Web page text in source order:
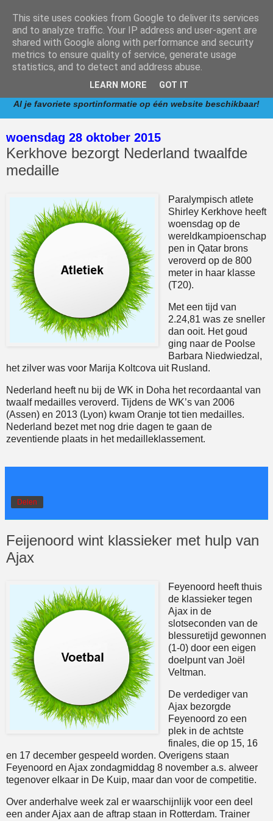
www.competitie.nlis een informatieve website met
sporten in Nederland.
Al je favoriete sportinformatie op één website beschikbaar!
woensdag 28 oktober 2015
Kerkhove bezorgt Nederland twaalfde
medaille
Paralympisch atlete
Shirley Kerkhove heeft
woensdag op de
wereldkampioenschap
pen in Qatar brons
veroverd op de 800
meter in haar klasse
(T20).
Met een tijd van
2.24,81 was ze sneller
dan ooit. Het goud
ging naar de Poolse
Barbara Niedwiedzal,
het zilver was voor Marija Koltcova uit Rusland.
Nederland heeft nu bij de WK in Doha het recordaantal van
twaalf medailles veroverd. Tijdens de WK’s van 2006
(Assen) en 2013 (Lyon) kwam Oranje tot tien medailles.
Nederland bezet met nog drie dagen te gaan de
zeventiende plaats in het medailleklassement.
Delen
Feijenoord wint klassieker met hulp van
Ajax
Feyenoord heeft thuis
de klassieker tegen
Ajax in de
slotseconden van de
blessuretijd gewonnen
(1-0) door een eigen
doelpunt van Joël
Veltman.
De verdediger van
Ajax bezorgde
Feyenoord zo een
plek in de achtste
finales, die op 15, 16
en 17 december gespeeld worden. Overigens staan
Feyenoord en Ajax zondagmiddag 8 november a.s. alweer
tegenover elkaar in De Kuip, maar dan voor de competitie.
Over anderhalve week zal er waarschijnlijk voor een deel
een ander Ajax aan de aftrap staan in Rotterdam. Trainer
This site uses cookies from Google to deliver its services
and to analyze traffic. Your IP address and user-agent are
shared with Google along with performance and security
metrics to ensure quality of service, generate usage
statistics, and to detect and address abuse.
LEARN MORE GOT IT